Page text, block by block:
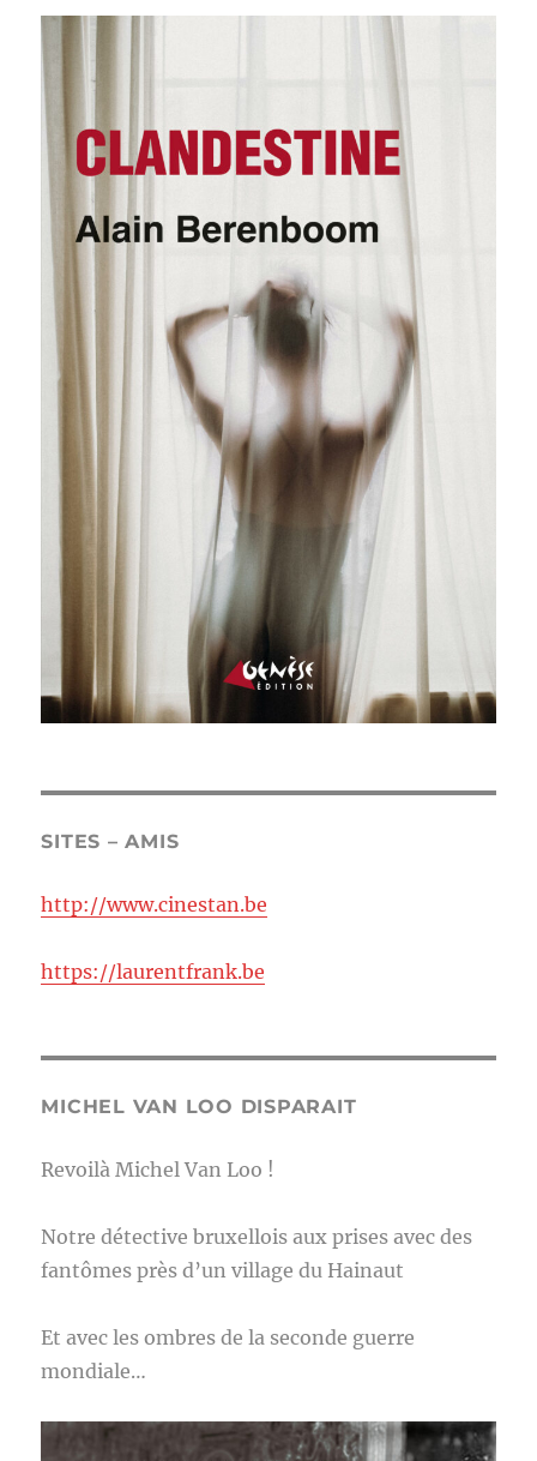
SITES – AMIS
http://www.cinestan.be
https://laurentfrank.be
MICHEL VAN LOO DISPARAIT
Revoilà Michel Van Loo !
Notre détective bruxellois aux prises avec des
fantômes près d’un village du Hainaut
Et avec les ombres de la seconde guerre
mondiale…